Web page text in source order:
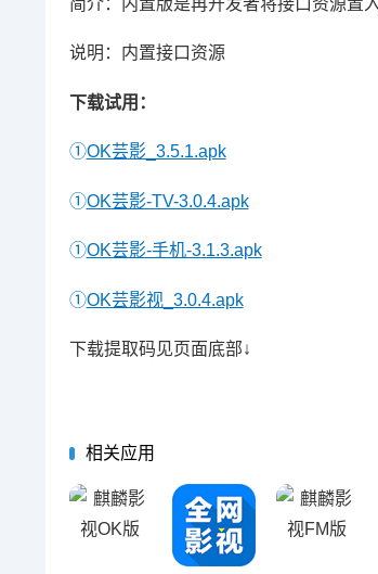
说明：内置接口资源
下载试用：
①OK芸影_3.5.1.apk
①OK芸影-TV-3.0.4.apk
①OK芸影-手机-3.1.3.apk
①OK芸影视_3.0.4.apk
下载提取码见页面底部↓
相关应用